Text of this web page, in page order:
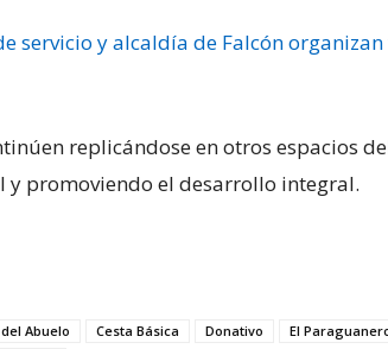
servicio y alcaldía de Falcón
replicándose en otros espacios
promoviendo el desarrollo integral.
Abuelo Cesta Básica Donativo
El